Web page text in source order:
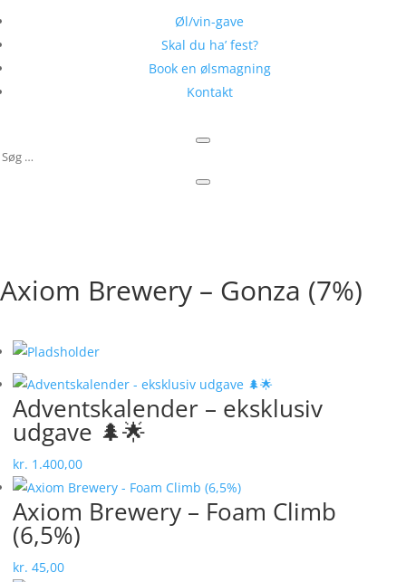
Øl/vin-gave
Skal du ha’ fest?
Book en ølsmagning
Kontakt
Axiom Brewery – Gonza (7%)
Adventskalender – eksklusiv
udgave 🌲🌟
kr. 1.400,00
Axiom Brewery – Foam Climb
(6,5%)
kr. 45,00